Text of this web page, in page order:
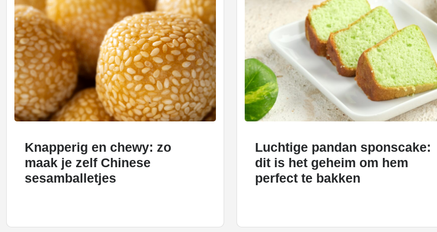
Knapperig en chewy: zo
maak je zelf Chinese
sesamballetjes
Luchtige pandan sponscake:
dit is het geheim om hem
perfect te bakken